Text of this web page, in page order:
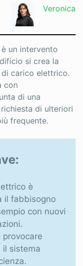
Veronica
un intervento
si crea la
carico elettrico.
con
di una
di ulteriori
frequente.
è
il fabbisogno
con nuovi
provocare
il sistema